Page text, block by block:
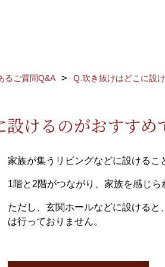
るご質問Q&A Q.吹き抜けはどこに設
けるのがおすすめ
家族が集うリビングなどに設けるこ
1階と2階がつながり、家族を感じら
ただし、玄関ホールなどに設ける
は行っておりません。